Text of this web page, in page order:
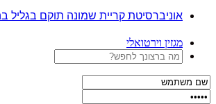
אוניברסיטת קריית שמונה תוקם
מגזין וירטואלי